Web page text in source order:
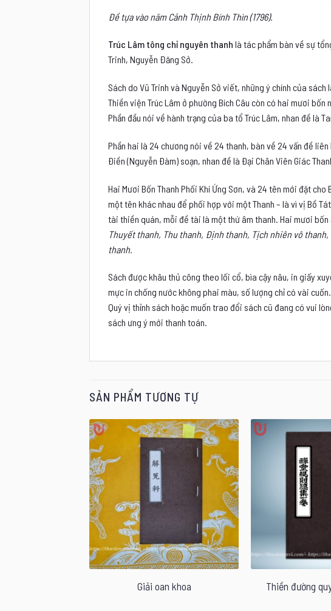
Đề tựa vào nãm Cảnh Thịnh Bính Thìn (1796).
Trúc Lâm tông chỉ nguyên thanh là tác phẩm bàn về sự
Trinh, Nguyễn Đăng Sở.
Sách do Vũ Trinh và Nguyễn Sở viết, những ý chính của
Thiền viện Trúc Lâm ở phường Bích Câu còn có hai mươi
Phần đầu nói về hành trạng của ba tổ Trúc Lâm, nhan đề là
Phần hai là 24 chương nói về 24 thanh, bàn về 24 vấn đề
Ðiền (Nguyễn Ðàm) soạn, nhan đề là Ðại Chân Viên Giác
Hai Mươi Bốn Thanh Phối Khí Ứng Sơn, và 24 tên mới đặt
một tên khác nhau để phối hợp với một Thanh – là vì vị Bồ
tài thiền quán, mỗi đề tài là một thứ âm thanh. Hai mươi bốn
Thuyết thanh, Thu thanh, Ðịnh thanh, Tịch nhiên vô
thanh.
Sách được khâu thủ công theo lối cổ, bìa cậy nâu, in giấy
mực in chống nước không phai màu, số lượng chỉ có vài cuốn.
Quý vị thỉnh sách hoặc muốn trao đổi sách cũ đang có vui
sách ưng ý mới thanh toán.
SẢN PHẨM TƯƠNG TỰ
Giải oan khoa Thiền đường